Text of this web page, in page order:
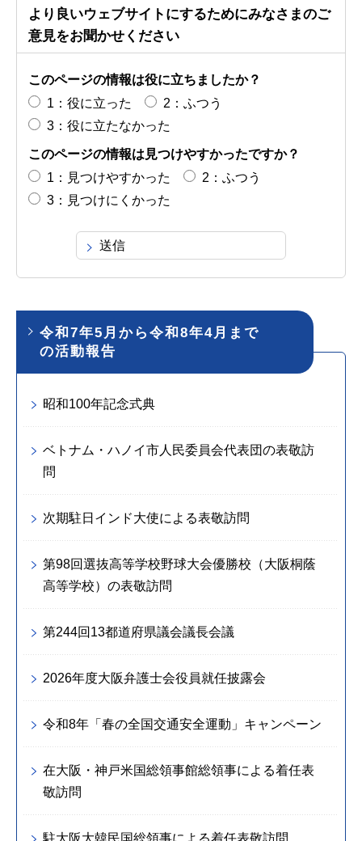
より良いウェブサイトにするためにみなさまのご
意見をお聞かせください
このページの情報は役に立ちましたか？
1：役に立った
2：ふつう
3：役に立たなかった
このページの情報は見つけやすかったですか？
1：見つけやすかった
2：ふつう
3：見つけにくかった
令和7年5月から令和8年4月まで
の活動報告
昭和100年記念式典
ベトナム・ハノイ市人民委員会代表団の表敬訪
問
次期駐日インド大使による表敬訪問
第98回選抜高等学校野球大会優勝校（大阪桐蔭
高等学校）の表敬訪問
第244回13都道府県議会議長会議
2026年度大阪弁護士会役員就任披露会
令和8年「春の全国交通安全運動」キャンペーン
在大阪・神戸米国総領事館総領事による着任表
敬訪問
駐大阪大韓民国総領事による着任表敬訪問